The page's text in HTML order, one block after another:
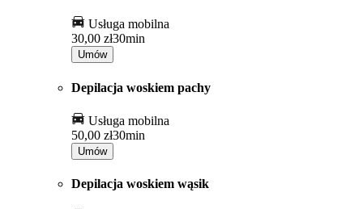
Usługa mobilna
30,00 zł30min
Umów
Depilacja woskiem pachy
Usługa mobilna
50,00 zł30min
Umów
Depilacja woskiem wąsik